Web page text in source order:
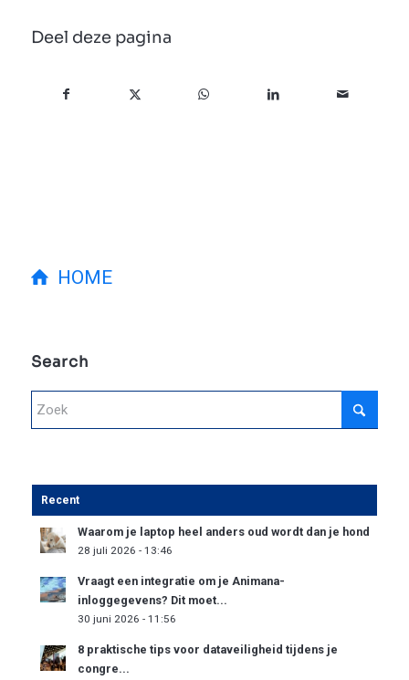
Deel deze pagina
HOME
Search
Recent
Waarom je laptop heel anders oud wordt dan je hond
28 juli 2026 - 13:46
Vraagt een integratie om je Animana-
inloggegevens? Dit moet...
30 juni 2026 - 11:56
8 praktische tips voor dataveiligheid tijdens je
congre...